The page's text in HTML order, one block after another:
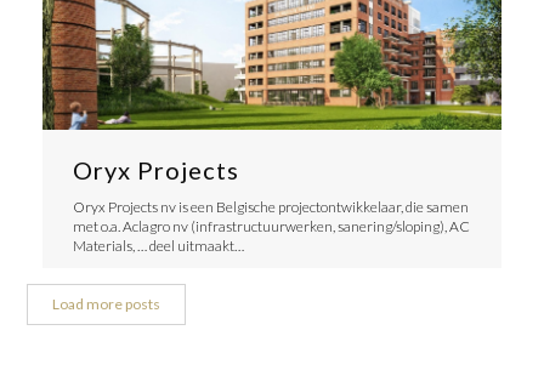
Oryx Projects
Oryx Projects nv is een Belgische projectontwikkelaar, die samen
met o.a. Aclagro nv (infrastructuurwerken, sanering/sloping), AC
Materials, … deel uitmaakt…
Load more posts